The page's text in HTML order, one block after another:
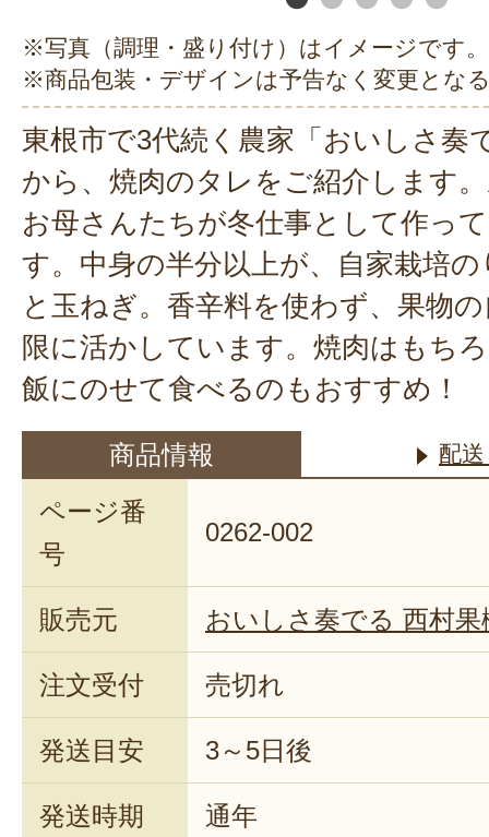
※写真（調理・盛り付け）はイメージです。
※商品包装・デザインは予告なく変更とな
東根市で3代続く農家「おいしさ奏
から、焼肉のタレをご紹介します
お母さんたちが冬仕事として作っ
す。中身の半分以上が、自家栽培
と玉ねぎ。香辛料を使わず、果物
限に活かしています。焼肉はもち
飯にのせて食べるのもおすすめ！
商品情報 配
ページ番
号
0262-002
販売元 おいしさ奏でる 西村果
注文受付 売切れ
発送目安 3～5日後
発送時期 通年